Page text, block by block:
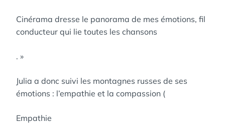
Cinérama dresse le panorama de mes émotions, fil
conducteur qui lie toutes les chansons
. »
Julia a donc suivi les montagnes russes de ses
émotions : l’empathie et la compassion (
Empathie